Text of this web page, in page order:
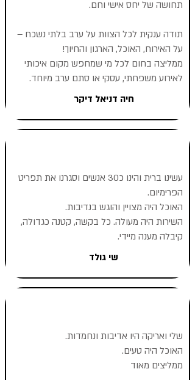
תחושה של יחס אישי וחם.
תודה ענקית לכל הצוות על ערב בלתי נשכח –
על האירוח, האוכל, הארגון והחיוך!
ממליצה בחום לכל מי שמחפש מקום איכותי
לאירוע משפחתי, עסקי או סתם ערב מיוחד.
חיה דניאל דיקר
עשינו ברית והינו כ30 אנשים וסגרנו את תפריט
הפרימיום.
האוכל היה מצויין והוגש בנדיבות.
השירות היה מעולה. כל בקשה, קטנה כגדולה,
קיבלה מענה מיידי.
שי גולד
שלי ואריקה היו אדיבות ונחמדות.
האוכל היה טעים.
ממליצים מאוד